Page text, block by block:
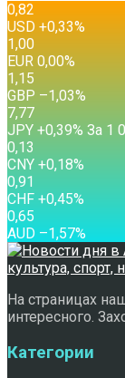
0,82
USD +0,33%
1,00
EUR 0,00%
1,15
GBP –1,03%
7,77
JPY +0,39% За 1
0,13
CNY +0,18%
0,91
CHF +0,45%
0,65
AUD –1,57%
На страницах
интересного.
Категории